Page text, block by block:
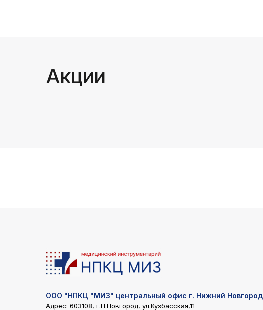
Акции
ООО "НПКЦ "МИЗ" центральный офис г. Нижний Новгород
Адрес: 603108, г.Н.Новгород, ул.Кузбасская,11